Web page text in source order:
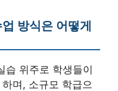
방식은 어떻게
습 위주로 학생들이
며, 소규모 학급으